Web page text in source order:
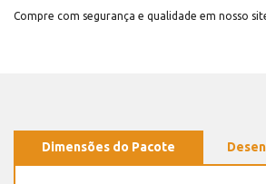
Compre com segurança e qualidade em nosso
Dimensões do Pacote